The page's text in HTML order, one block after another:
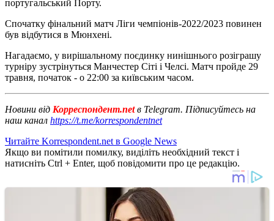
португальський Порту.
Спочатку фінальний матч Ліги чемпіонів-2022/2023 повинен
був відбутися в Мюнхені.
Нагадаємо, у вирішальному поєдинку нинішнього розіграшу
турніру зустрінуться Манчестер Сіті і Челсі. Матч пройде 29
травня, початок - о 22:00 за київським часом.
Новини від Корреспондент.netв Telegram. Підписуйтесь на
наш канал https://t.me/korrespondentnet
Читайте Korrespondent.net в Google News
Якщо ви помітили помилку, виділіть необхідний текст і
натисніть Ctrl + Enter, щоб повідомити про це редакцію.